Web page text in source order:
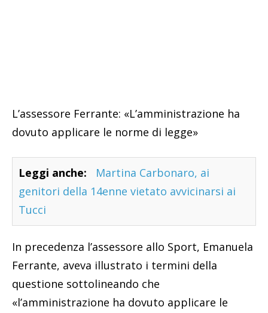
L’assessore Ferrante: «L’amministrazione ha
dovuto applicare le norme di legge»
Leggi anche:
Martina Carbonaro, ai
genitori della 14enne vietato avvicinarsi ai
Tucci
In precedenza l’assessore allo Sport, Emanuela
Ferrante, aveva illustrato i termini della
questione sottolineando che
«l’amministrazione ha dovuto applicare le